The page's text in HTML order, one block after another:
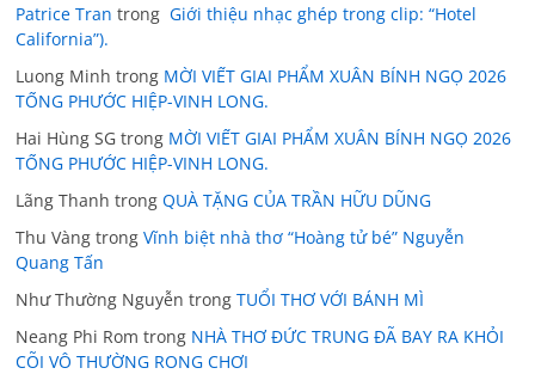
Patrice Tran trong Giới thiệu nhạc ghép trong clip: “Hotel
California”).
Luong Minh trong MỜI VIẾT GIAI PHẨM XUÂN BÍNH NGỌ 2026
TỐNG PHƯỚC HIỆP-VINH LONG.
Hai Hùng SG trong MỜI VIẾT GIAI PHẨM XUÂN BÍNH NGỌ 2026
TỐNG PHƯỚC HIỆP-VINH LONG.
Lãng Thanh trongQUÀ TẶNG CỦA TRẦN HỮU DŨNG
Thu Vàng trongVĩnh biệt nhà thơ “Hoàng tử bé” Nguyễn
Quang Tấn
Như Thường Nguyễn trongTUỔI THƠ VỚI BÁNH MÌ
Neang Phi Rom trong NHÀ THƠ ĐỨC TRUNG ĐÃ BAY RA KHỎI
CÕI VÔ THƯỜNG RONG CHƠI